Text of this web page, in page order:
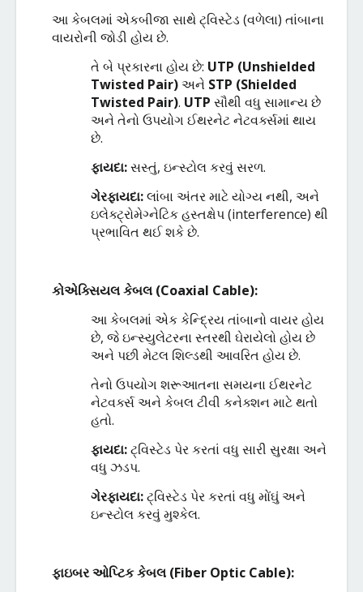
આકેબલમાંએકબીજા સાથેટ્વિસ્ટેડ (વળેલા) તાંબાના
વાયરોની જોડી હોયછે.
તે બે પ્રકારનાહોયછે: UTP (Unshielded
Twisted Pair)અને STP (Shielded
Twisted Pair). UTP સૌથી વધુ સામાન્યછે
અનેતેનોઉપયોગ ઈથરનેટનેટવર્ક્સમાંથાય
છે.
ફાયદા:સસ્તું, ઇન્સ્ટોલકરવુંસરળ.
ગેરફાયદા:લાંબાઅંતરમાટેયોગ્યનથી, અને
ઇલેક્ટ્રોમેગ્નેટિકહસ્તક્ષેપ(interference) થી
પ્રભાવિત થઈશકેછે.
કોએક્સિયલકેબલ (Coaxial Cable):
આકેબલમાંએકકેન્દ્રિયતાંબાનોવાયરહોય
છે, જેઇન્સ્યુલેટરનાસ્તરથી ઘેરાયેલોહોયછે
અનેપછી મેટલ શિલ્ડથી આવરિત હોયછે.
તેનોઉપયોગ શરૂઆતનાસમયનાઈથરનેટ
નેટવર્ક્સઅનેકેબલટીવી કનેક્શનમાટેથતો
હતો.
ફાયદા:ટ્વિસ્ટેડ પેરકરતાંવધુ સારી સુરક્ષાઅને
વધુ ઝડપ.
ગેરફાયદા:ટ્વિસ્ટેડ પેરકરતાંવધુ મોંઘુંઅને
ઇન્સ્ટોલકરવુંમુશ્કેલ.
ફાઇબરઓપ્ટિકકેબલ (Fiber Optic Cable):